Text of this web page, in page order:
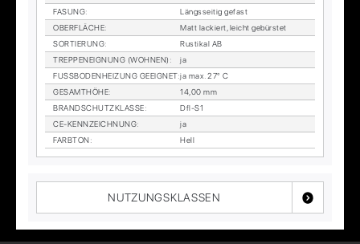
FA­SUNG:
Längs­sei­tig ge­fast
OBER­FLÄ­CHE:
Matt la­ckiert, leicht ge­bürs­tet
SOR­TIE­RUNG:
Rus­ti­kal AB
TREP­PEN­EIG­NUNG (WOH­NEN) :
ja
FUSS­BO­DEN­HEI­ZUNG GE­EIG­NET:ja max. 27° C
GE­SAMT­HÖ­HE:
14,00 mm
BRAND­SCHUTZ­KLAS­SE:
Dfl-S1
CE-KENN­ZEICH­NUNG:
ja
FARB­TON: Hell
NUTZUNGSKLASSEN